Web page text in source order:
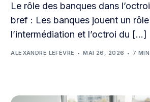
Le rôle des banques dans
bref : Les banques jouent un
l’intermédiation et l’octroi du […]
ALEXANDRE LEFÈVRE MAI 26, 2026 7